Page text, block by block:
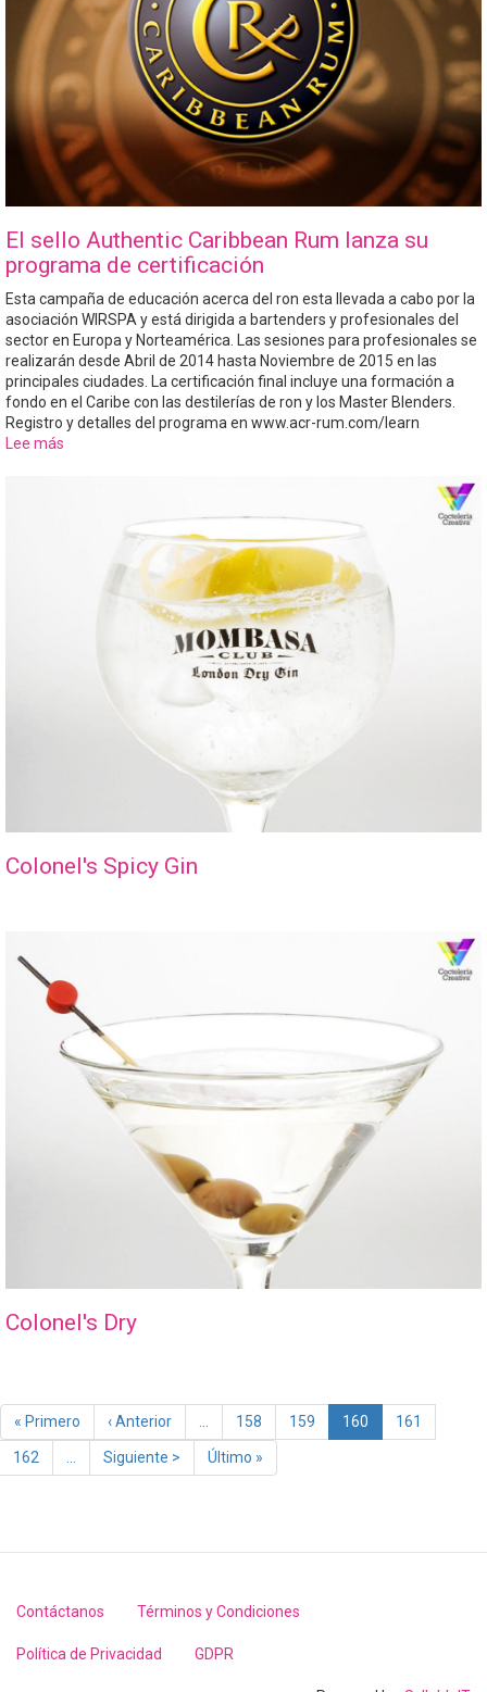
El sello Authentic Caribbean Rum lanza su
programa de certificación
Esta campaña de educación acerca del ron esta llevada a cabo por la
asociación WIRSPA y está dirigida a bartenders y profesionales del
sector en Europa y Norteamérica. Las sesiones para profesionales se
realizarán desde Abril de 2014 hasta Noviembre de 2015 en las
principales ciudades. La certificación final incluye una formación a
fondo en el Caribe con las destilerías de ron y los Master Blenders.
Registro y detalles del programa en www.acr-rum.com/learn
Lee más
Colonel's Spicy Gin
Colonel's Dry
Paginación
Primera
página
« Primero
Página
anterior
‹ Anterior Page
158 Page
159
Página
actual
160 Page
161
Page
162
Siguiente
página
Siguiente >
Última
página
Último »
Footer
menu
Contáctanos Términos y Condiciones
Política de Privacidad GDPR